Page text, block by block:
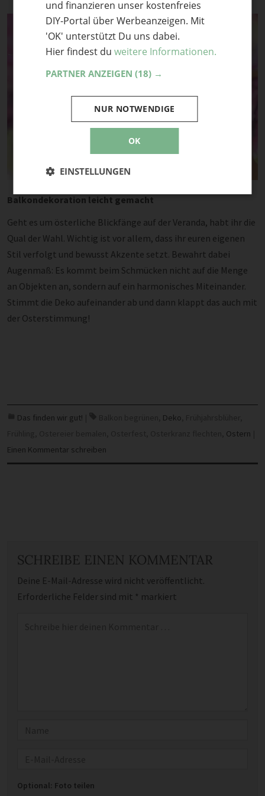
Balkondekoration leicht gemacht
Geht es um österliche Blickfänge auf der Veranda, habt ihr die
Qual der Wahl. Wichtig ist vor allem, dass ihr euren eigenen
Stil verfolgt und bewusst Akzente setzt. Bewahrt dabei
Augenmaß: Es kommt beim Schmücken nicht auf die Menge
an Objekten an, sondern auf ein harmonisches Miteinander.
Stimmt die Deko aufeinander ab und dann klappt das auch mit
der Osterstimmung!
Das finden wir gut! Deko
Ostern
Einen Kommentar schreiben
SCHREIBE EINEN KOMMENTAR
Deine E-Mail-Adresse wird nicht veröffentlicht.
Erforderliche Felder sind mit * markiert
Optional: Foto teilen
und finanzieren unser kostenfreies
DIY-Portal über Werbeanzeigen. Mit
'OK' unterstützt Du uns dabei.
Hier findest du weitere Informationen.
PARTNER ANZEIGEN (18) →
OK
NUR NOTWENDIGE
EINSTELLUNGEN